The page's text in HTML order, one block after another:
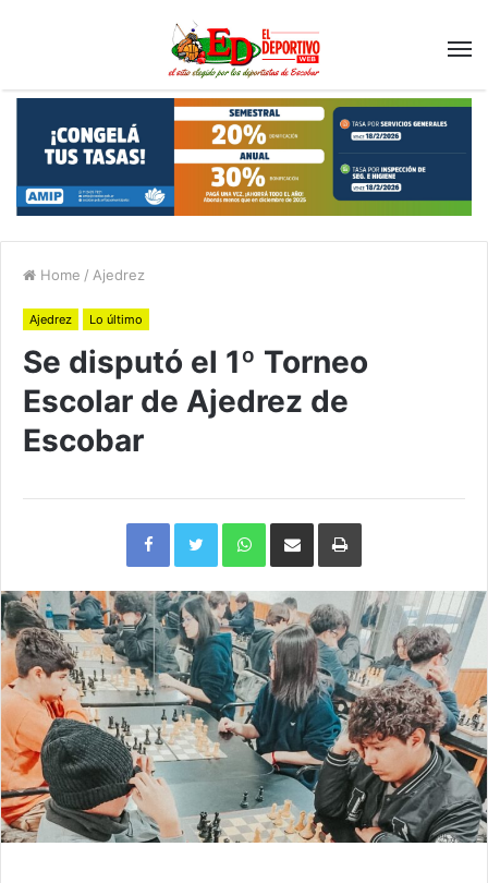
Home / Ajedrez
Ajedrez Lo último
Se disputó el 1º Torneo
Escolar de Ajedrez de
Escobar
FacebookTwitterWhatsAppCompartirImprimir